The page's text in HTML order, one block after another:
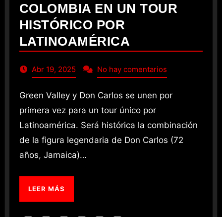
COLOMBIA EN UN TOUR
HISTÓRICO POR
LATINOAMÉRICA
Abr 19, 2025 No hay comentarios
Green Valley y Don Carlos se unen por
primera vez para un tour único por
Latinoamérica. Será histórica la combinación
de la figura legendaria de Don Carlos (72
años, Jamaica)…
LEER MÁS